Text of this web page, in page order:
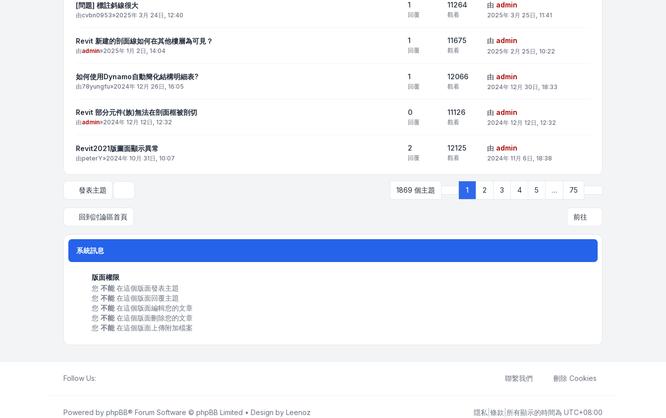
[問題] 標註斜線很大
由cvbn0953»2025年 3月 24日, 12:40
1
回覆
11264
觀看
由 admin
2025年 3月 25日, 11:41
Revit 新建的剖面線如何在其他樓層為可見？
由admin»2025年 1月 2日, 14:04
1
回覆
11675
觀看
由 admin
2025年 2月 25日, 10:22
如何使用Dynamo自動簡化結構明細表?
由78yungfu»2024年 12月 26日, 16:05
1
回覆
12066
觀看
由 admin
2024年 12月 30日, 18:33
Revit 部分元件(族)無法在剖面框被剖切
由admin»2024年 12月 12日, 12:32
0
回覆
11126
觀看
由 admin
2024年 12月 12日, 12:32
Revit2021版圖面顯示異常
由peterY»2024年 10月 31日, 10:07
2
回覆
12125
觀看
由 admin
2024年 11月 6日, 18:38
發表主題 1869 個主題 第1 頁 (共 75 頁)
1 2 3 4 5 … 75
回到討論區首頁 前往
系統訊息
版面權限
您 不能在這個版面發表主題
您 不能在這個版面回覆主題
您 不能在這個版面編輯您的文章
您 不能在這個版面刪除您的文章
您 不能在這個版面上傳附加檔案
Follow Us: 聯繫我們 刪除 Cookies
Powered by phpBB® Forum Software © phpBB Limited • Design by Leenoz 隱私 條款 所有顯示的時間為 UTC+08:00